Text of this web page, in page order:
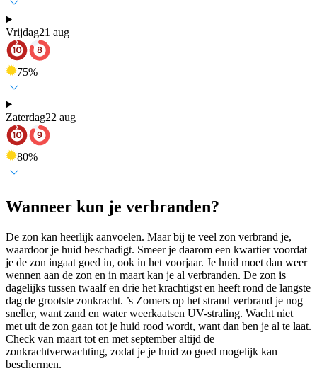
Vrijdag21 aug
75%
Zaterdag22 aug
80%
Wanneer kun je verbranden?
De zon kan heerlijk aanvoelen. Maar bij te veel zon verbrand je,
waardoor je huid beschadigt. Smeer je daarom een kwartier voordat
je de zon ingaat goed in, ook in het voorjaar. Je huid moet dan weer
wennen aan de zon en in maart kan je al verbranden. De zon is
dagelijks tussen twaalf en drie het krachtigst en heeft rond de langste
dag de grootste zonkracht. ’s Zomers op het strand verbrand je nog
sneller, want zand en water weerkaatsen UV-straling. Wacht niet
met uit de zon gaan tot je huid rood wordt, want dan ben je al te laat.
Check van maart tot en met september altijd de
zonkrachtverwachting, zodat je je huid zo goed mogelijk kan
beschermen.